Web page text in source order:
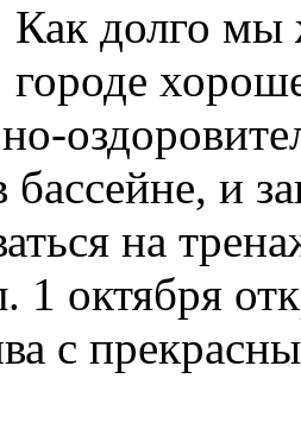
Как долго мы
городе
бассейне, и
на
1 октября
с